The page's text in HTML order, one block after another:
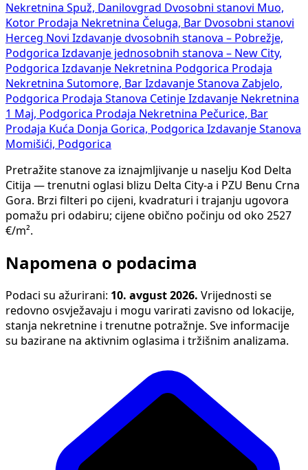
Nekretnina Spuž, Danilovgrad Dvosobni stanovi Muo,
Kotor Prodaja Nekretnina Čeluga, Bar Dvosobni stanovi
Herceg Novi Izdavanje dvosobnih stanova – Pobrežje,
Podgorica Izdavanje jednosobnih stanova – New City,
Podgorica Izdavanje Nekretnina Podgorica Prodaja
Nekretnina Sutomore, Bar Izdavanje Stanova Zabjelo,
Podgorica Prodaja Stanova Cetinje Izdavanje Nekretnina
1 Maj, Podgorica Prodaja Nekretnina Pečurice, Bar
Prodaja Kuća Donja Gorica, Podgorica Izdavanje Stanova
Momišići, Podgorica
Pretražite stanove za iznajmljivanje u naselju Kod Delta
Citija — trenutni oglasi blizu Delta City-a i PZU Benu Crna
Gora. Brzi filteri po cijeni, kvadraturi i trajanju ugovora
pomažu pri odabiru; cijene obično počinju od oko 2527
€/m².
Napomena o podacima
Podaci su ažurirani: 10. avgust 2026. Vrijednosti se
redovno osvježavaju i mogu varirati zavisno od lokacije,
stanja nekretnine i trenutne potražnje. Sve informacije
su bazirane na aktivnim oglasima i tržišnim analizama.